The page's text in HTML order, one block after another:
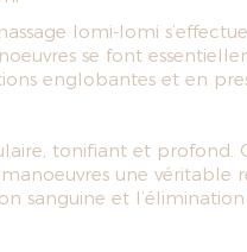
lomi-lomi
se font
englobantes et en
tonifiant et profond.
une véritable
sanguine et l’élimination